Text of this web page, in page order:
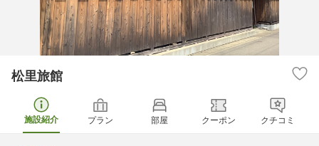
松里旅館
施設紹介 プラン 部屋 クーポン クチコミ